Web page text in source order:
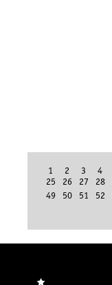
1 2 3 4
25
26 27 28
49
50 51 52